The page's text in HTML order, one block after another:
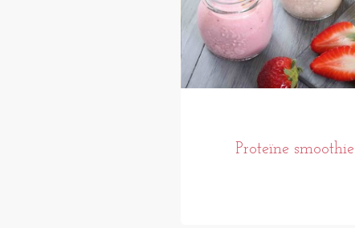
Proteïne smoothie